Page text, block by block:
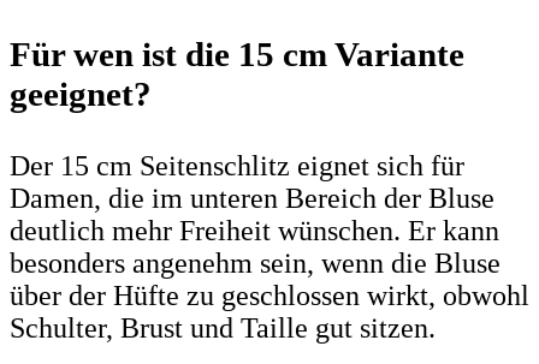
Für wen ist die 15 cm Variante
geeignet?
Der 15 cm Seitenschlitz eignet sich für
Damen, die im unteren Bereich der Bluse
deutlich mehr Freiheit wünschen. Er kann
besonders angenehm sein, wenn die Bluse
über der Hüfte zu geschlossen wirkt, obwohl
Schulter, Brust und Taille gut sitzen.